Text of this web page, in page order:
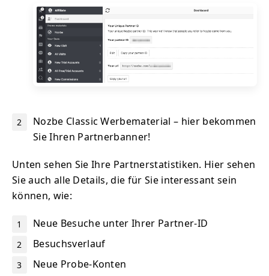
Nozbe Classic Werbematerial – hier bekommen
Sie Ihren Partnerbanner!
Unten sehen Sie Ihre Partnerstatistiken. Hier sehen
Sie auch alle Details, die für Sie interessant sein
können, wie:
Neue Besuche unter Ihrer Partner-ID
Besuchsverlauf
Neue Probe-Konten